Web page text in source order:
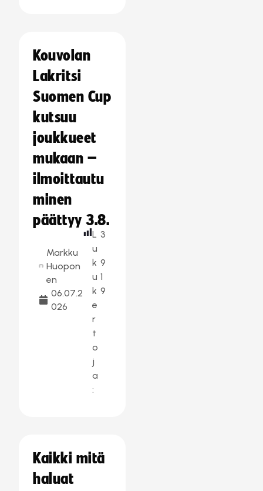
Kouvolan
Lakritsi
Suomen Cup
kutsuu
joukkueet
mukaan –
ilmoittautu
minen
päättyy 3.8.
Markku
Huopon
en
06.07.2
026
L
u
k
u
k
e
r
t
o
j
a
:
3
9
1
9
Kaikki mitä
haluat